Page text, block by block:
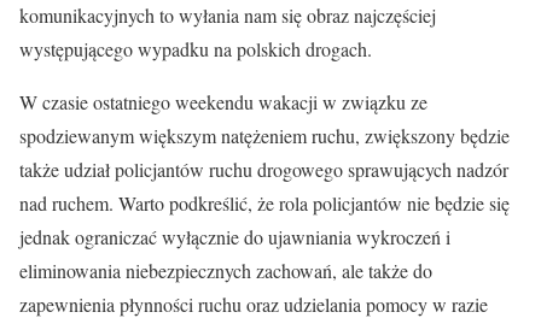
komunikacyjnych to wyłania nam się obraz najczęściej
występującego wypadku na polskich drogach.
W czasie ostatniego weekendu wakacji w związku ze
spodziewanym większym natężeniem ruchu, zwiększony będzie
także udział policjantów ruchu drogowego sprawujących nadzór
nad ruchem. Warto podkreślić, że rola policjantów nie będzie się
jednak ograniczać wyłącznie do ujawniania wykroczeń i
eliminowania niebezpiecznych zachowań, ale także do
zapewnienia płynności ruchu oraz udzielania pomocy w razie